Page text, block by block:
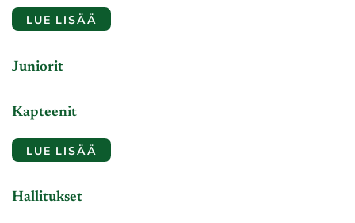
LUE LISÄÄ
Juniorit
Kapteenit
LUE LISÄÄ
Hallitukset